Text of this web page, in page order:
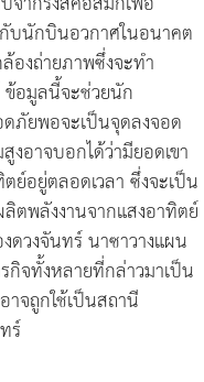
บนักบินอวกาศในอนาคต
องถ่ายภาพซึ่งจะทำ
อมูลนี้จะช่วยนัก
ภัยพอจะเป็นจุดลงจอด
งอาจบอกได้ว่ามียอดเขา
ย์อยู่ตลอดเวลา ซึ่งจะเป็น
ตพลังงานจากแสงอาทิตย์
วงจันทร์ นาซาวางแผน
กิจทั้งหลายที่กล่าวมาเป็น
จถูกใช้เป็นสถานี
ร์